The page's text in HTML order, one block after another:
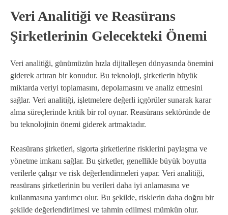
Veri Analitiği ve Reasürans
Şirketlerinin Gelecekteki Önemi
Veri analitiği, günümüzün hızla dijitalleşen dünyasında önemini
giderek artıran bir konudur. Bu teknoloji, şirketlerin büyük
miktarda veriyi toplamasını, depolamasını ve analiz etmesini
sağlar. Veri analitiği, işletmelere değerli içgörüler sunarak karar
alma süreçlerinde kritik bir rol oynar. Reasürans sektöründe de
bu teknolojinin önemi giderek artmaktadır.
Reasürans şirketleri, sigorta şirketlerine risklerini paylaşma ve
yönetme imkanı sağlar. Bu şirketler, genellikle büyük boyutta
verilerle çalışır ve risk değerlendirmeleri yapar. Veri analitiği,
reasürans şirketlerinin bu verileri daha iyi anlamasına ve
kullanmasına yardımcı olur. Bu şekilde, risklerin daha doğru bir
şekilde değerlendirilmesi ve tahmin edilmesi mümkün olur.